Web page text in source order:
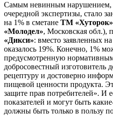
Самым невинным нарушением,
очередной экспертизы, стало
на 1% в сметане ТМ «Хуторок»
«Молодел», Московская обл.),
«Дикси»: вместо заявленных
оказалось 19%. Конечно, 1%
предусмотренную
добросовестный изготовитель
рецептуру и достоверно
пищевой ценности продукта.
защите прав потребителей». И
показателей и могут быть
должны быть только в пользу